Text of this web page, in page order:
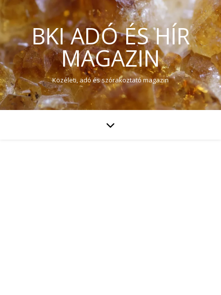
BKI ADÓ ÉS HÍR
MAGAZIN
Közéleti, adó és szórakoztató magazin